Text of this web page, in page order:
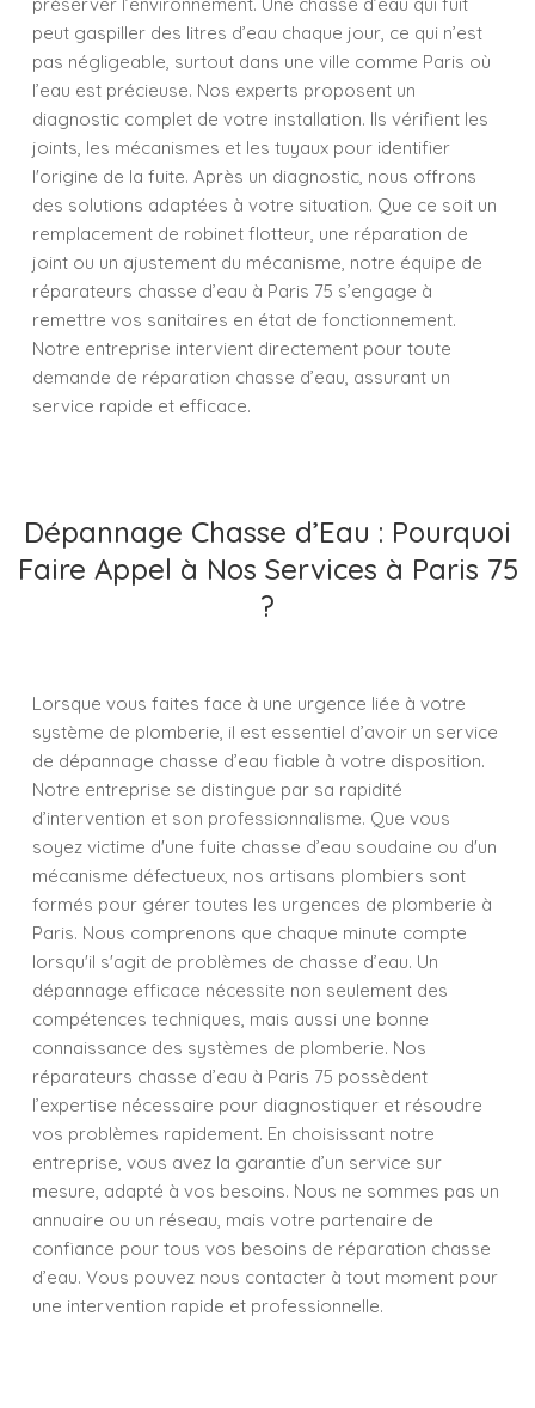
peut gaspiller des litres d’eau chaque jour, ce qui n’est
pas négligeable, surtout dans une ville comme Paris où
l’eau est précieuse. Nos experts proposent un
diagnostic complet de votre installation. Ils vérifient les
joints, les mécanismes et les tuyaux pour identifier
l'origine de la fuite. Après un diagnostic, nous offrons
des solutions adaptées à votre situation. Que ce soit un
remplacement de robinet flotteur, une réparation de
joint ou un ajustement du mécanisme, notre équipe de
réparateurs chasse d’eau à Paris 75 s’engage à
remettre vos sanitaires en état de fonctionnement.
Notre entreprise intervient directement pour toute
demande de réparation chasse d’eau, assurant un
service rapide et efficace.
Dépannage Chasse d’Eau : Pourquoi
Faire Appel à Nos Services à Paris 75
?
Lorsque vous faites face à une urgence liée à votre
système de plomberie, il est essentiel d’avoir un service
de dépannage chasse d’eau fiable à votre disposition.
Notre entreprise se distingue par sa rapidité
d’intervention et son professionnalisme. Que vous
soyez victime d'une fuite chasse d’eau soudaine ou d'un
mécanisme défectueux, nos artisans plombiers sont
formés pour gérer toutes les urgences de plomberie à
Paris. Nous comprenons que chaque minute compte
lorsqu'il s'agit de problèmes de chasse d’eau. Un
dépannage efficace nécessite non seulement des
compétences techniques, mais aussi une bonne
connaissance des systèmes de plomberie. Nos
réparateurs chasse d’eau à Paris 75 possèdent
l’expertise nécessaire pour diagnostiquer et résoudre
vos problèmes rapidement. En choisissant notre
entreprise, vous avez la garantie d’un service sur
mesure, adapté à vos besoins. Nous ne sommes pas un
annuaire ou un réseau, mais votre partenaire de
confiance pour tous vos besoins de réparation chasse
d’eau. Vous pouvez nous contacter à tout moment pour
une intervention rapide et professionnelle.